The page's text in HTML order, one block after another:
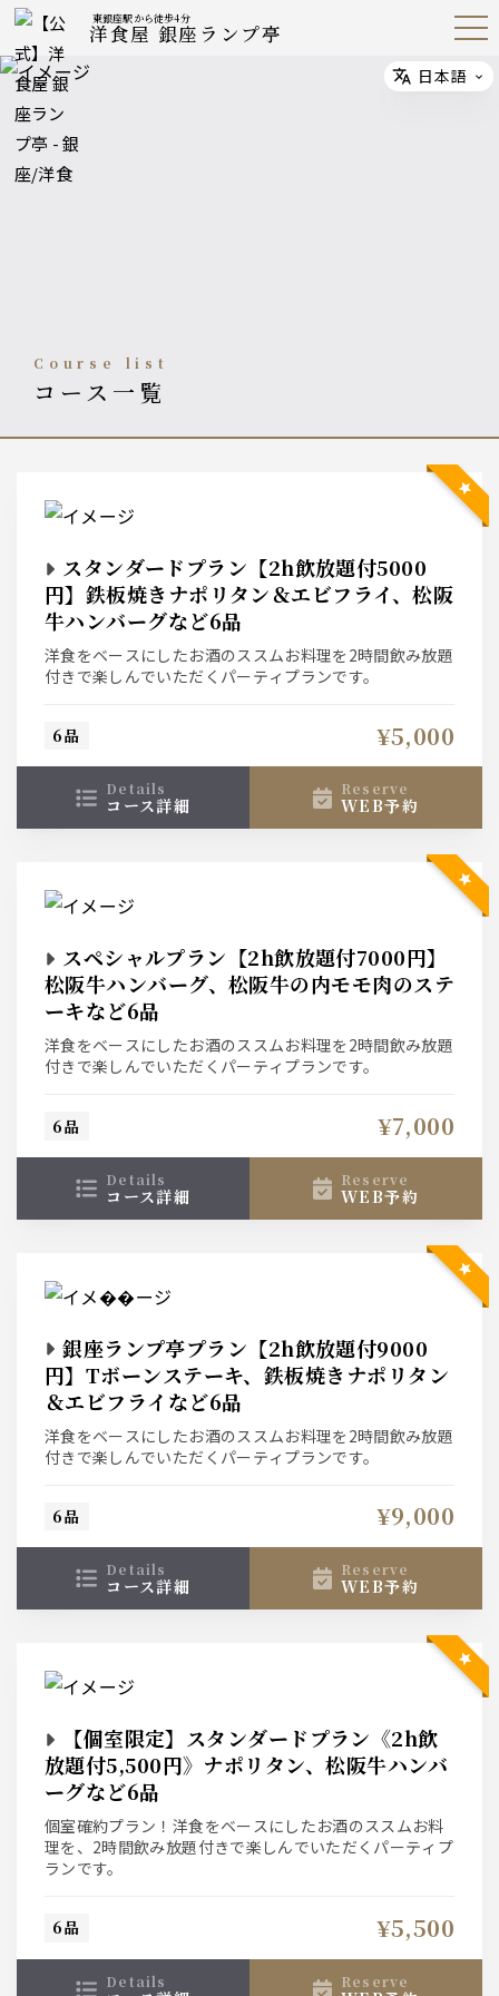
東銀座駅から徒歩4分
洋食屋 銀座ランプ亭 Open
Navig
course list
コース一覧
スタンダードプラン【2h飲放題付5000
円】鉄板焼きナポリタン＆エビフライ、松阪
牛ハンバーグなど6品
洋食をベースにしたお酒のススムお料理を2時間飲み放題
付きで楽しんでいただくパーティプランです。
6品 ¥5,000
details
コース詳細
reserve
WEB予約
スペシャルプラン【2h飲放題付7000円】
松阪牛ハンバーグ、松阪牛の内モモ肉のステ
ーキなど6品
洋食をベースにしたお酒のススムお料理を2時間飲み放題
付きで楽しんでいただくパーティプランです。
6品 ¥7,000
details
コース詳細
reserve
WEB予約
銀座ランプ亭プラン【2h飲放題付9000
円】Tボーンステーキ、鉄板焼きナポリタン
＆エビフライなど6品
洋食をベースにしたお酒のススムお料理を2時間飲み放題
付きで楽しんでいただくパーティプランです。
6品 ¥9,000
details
コース詳細
reserve
WEB予約
【個室限定】スタンダードプラン《2h飲
放題付5,500円》ナポリタン、松阪牛ハンバ
ーグなど6品
個室確約プラン！洋食をベースにしたお酒のススムお料
理を、2時間飲み放題付きで楽しんでいただくパーティプ
ランです。
6品 ¥5,500
details reserve
Select
日本語